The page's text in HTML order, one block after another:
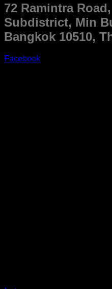
72 Ramintra
Subdistrict, Min
Bangkok 10510,
Facebook